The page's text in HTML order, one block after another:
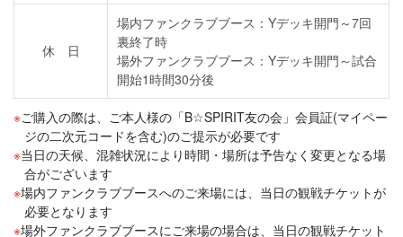
休 日
場内ファンクラブブース：Yデッキ開門～7回
裏終了時
場外ファンクラブブース：Yデッキ開門～試合
開始1時間30分後
ご購入の際は、ご本人様の「B☆SPIRIT友の会」会員証(マイペー
ジの二次元コードを含む)のご提示が必要です
当日の天候、混雑状況により時間・場所は予告なく変更となる場
合がございます
場内ファンクラブブースへのご来場には、当日の観戦チケットが
必要となります
場外ファンクラブブースにご来場の場合は、当日の観戦チケット